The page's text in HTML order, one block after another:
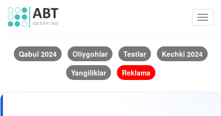
Qabul 2024 Oliygohlar Testlar
Kechki 2024
Yangiliklar
Reklama